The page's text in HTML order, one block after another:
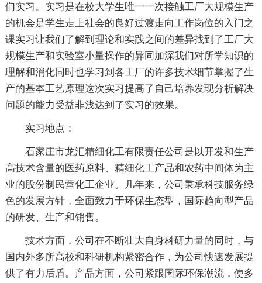
们实习。实习是在校大学生唯一一次接触工厂大规模生产
的机会是学生走上社会的良好过渡走向工作岗位的入门之
课实习让我们了解到理论和实践之间的差异找到了工厂大
规模生产和实验室小量操作的异同加深我们对所学知识的
理解和消化同时也学习到各工厂的许多技术细节掌握了生
产的基本工艺原理这次实习提高了自己培养发现分析解决
问题的能力受益非浅达到了实习的效果。
实习地点：
石家庄市龙汇精细化工有限责任公司是以开发和生产
高技术含量的医药原料、精细化工产品和农药中间体为主
业的股份制民营化工企业。几年来，公司秉承科技服务绿
色的发展方针，全面致力于环保生态型，国际趋向型产品
的研发、生产和销售。
技术方面，公司在不断壮大自身科研力量的同时，与
国内外多所高校和科研机构紧密合作，为公司快速发展提
供了有力后盾。产品方面，公司紧跟国际环保潮流，使多